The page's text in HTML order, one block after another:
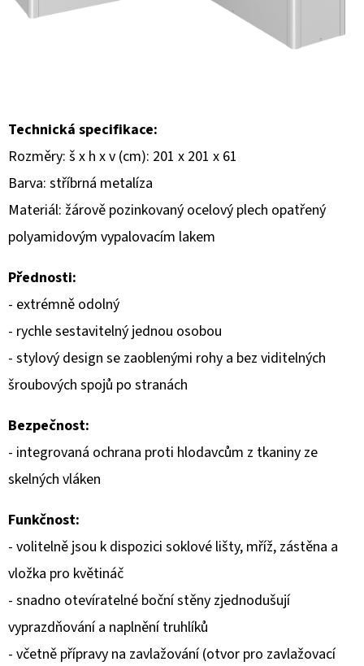
Technická specifikace:
Rozměry: š x h x v (cm): 201 x 201 x 61
Barva: stříbrná metalíza
Materiál: žárově pozinkovaný ocelový plech opatřený
polyamidovým vypalovacím lakem
Přednosti:
- extrémně odolný
- rychle sestavitelný jednou osobou
- stylový design se zaoblenými rohy a bez viditelných
šroubových spojů po stranách
Bezpečnost:
- integrovaná ochrana proti hlodavcům z tkaniny ze
skelných vláken
Funkčnost:
- volitelně jsou k dispozici soklové lišty, mříž, zástěna a
vložka pro květináč
- snadno otevíratelné boční stěny zjednodušují
vyprazdňování a naplnění truhlíků
- včetně přípravy na zavlažování (otvor pro zavlažovací
J
Í
T
?
O
P
O
R
U
Č
U
J
E
M
E